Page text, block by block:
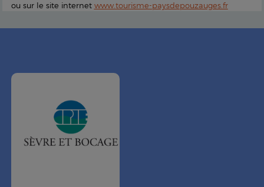
ou sur le site internet www.tourisme-paysdepouzauges.fr